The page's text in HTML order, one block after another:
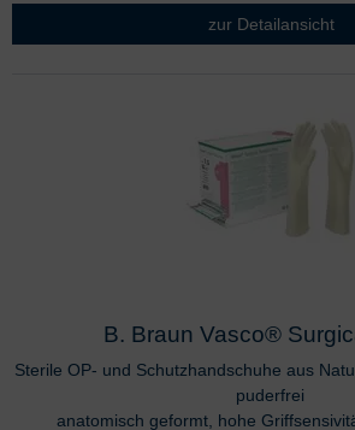
zur Detailansicht
B. Braun Vasco®
Sterile OP- und Schutzhandschuhe aus
puderfrei
anatomisch geformt, hohe